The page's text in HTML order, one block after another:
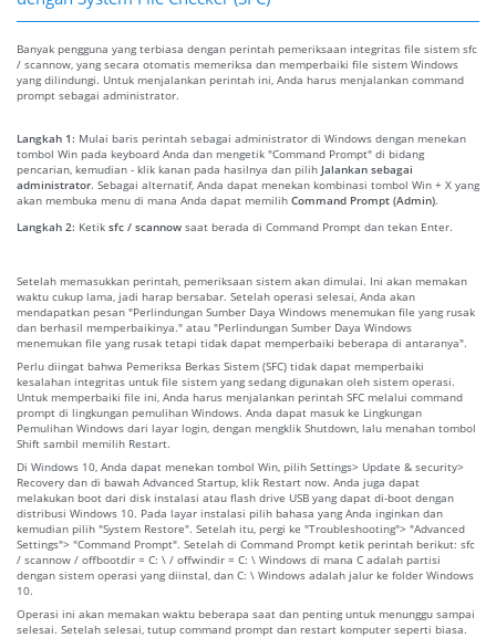
Banyak pengguna yang terbiasa dengan perintah pemeriksaan integritas file sistem sfc
/ scannow, yang secara otomatis memeriksa dan memperbaiki file sistem Windows
yang dilindungi. Untuk menjalankan perintah ini, Anda harus menjalankan command
prompt sebagai administrator.
Langkah 1: Mulai baris perintah sebagai administrator di Windows dengan menekan
tombol Win pada keyboard Anda dan mengetik "Command Prompt" di bidang
pencarian, kemudian - klik kanan pada hasilnya dan pilih Jalankan sebagai
administrator. Sebagai alternatif, Anda dapat menekan kombinasi tombol Win + X yang
akan membuka menu di mana Anda dapat memilih Command Prompt (Admin).
Langkah 2: Ketik sfc / scannow saat berada di Command Prompt dan tekan Enter.
Setelah memasukkan perintah, pemeriksaan sistem akan dimulai. Ini akan memakan
waktu cukup lama, jadi harap bersabar. Setelah operasi selesai, Anda akan
mendapatkan pesan "Perlindungan Sumber Daya Windows menemukan file yang rusak
dan berhasil memperbaikinya." atau "Perlindungan Sumber Daya Windows
menemukan file yang rusak tetapi tidak dapat memperbaiki beberapa di antaranya".
Perlu diingat bahwa Pemeriksa Berkas Sistem (SFC) tidak dapat memperbaiki
kesalahan integritas untuk file sistem yang sedang digunakan oleh sistem operasi.
Untuk memperbaiki file ini, Anda harus menjalankan perintah SFC melalui command
prompt di lingkungan pemulihan Windows. Anda dapat masuk ke Lingkungan
Pemulihan Windows dari layar login, dengan mengklik Shutdown, lalu menahan tombol
Shift sambil memilih Restart.
Di Windows 10, Anda dapat menekan tombol Win, pilih Settings> Update & security>
Recovery dan di bawah Advanced Startup, klik Restart now. Anda juga dapat
melakukan boot dari disk instalasi atau flash drive USB yang dapat di-boot dengan
distribusi Windows 10. Pada layar instalasi pilih bahasa yang Anda inginkan dan
kemudian pilih "System Restore". Setelah itu, pergi ke "Troubleshooting"> "Advanced
Settings"> "Command Prompt". Setelah di Command Prompt ketik perintah berikut: sfc
/ scannow / offbootdir = C: \ / offwindir = C: \ Windows di mana C adalah partisi
dengan sistem operasi yang diinstal, dan C: \ Windows adalah jalur ke folder Windows
10.
Operasi ini akan memakan waktu beberapa saat dan penting untuk menunggu sampai
selesai. Setelah selesai, tutup command prompt dan restart komputer seperti biasa.